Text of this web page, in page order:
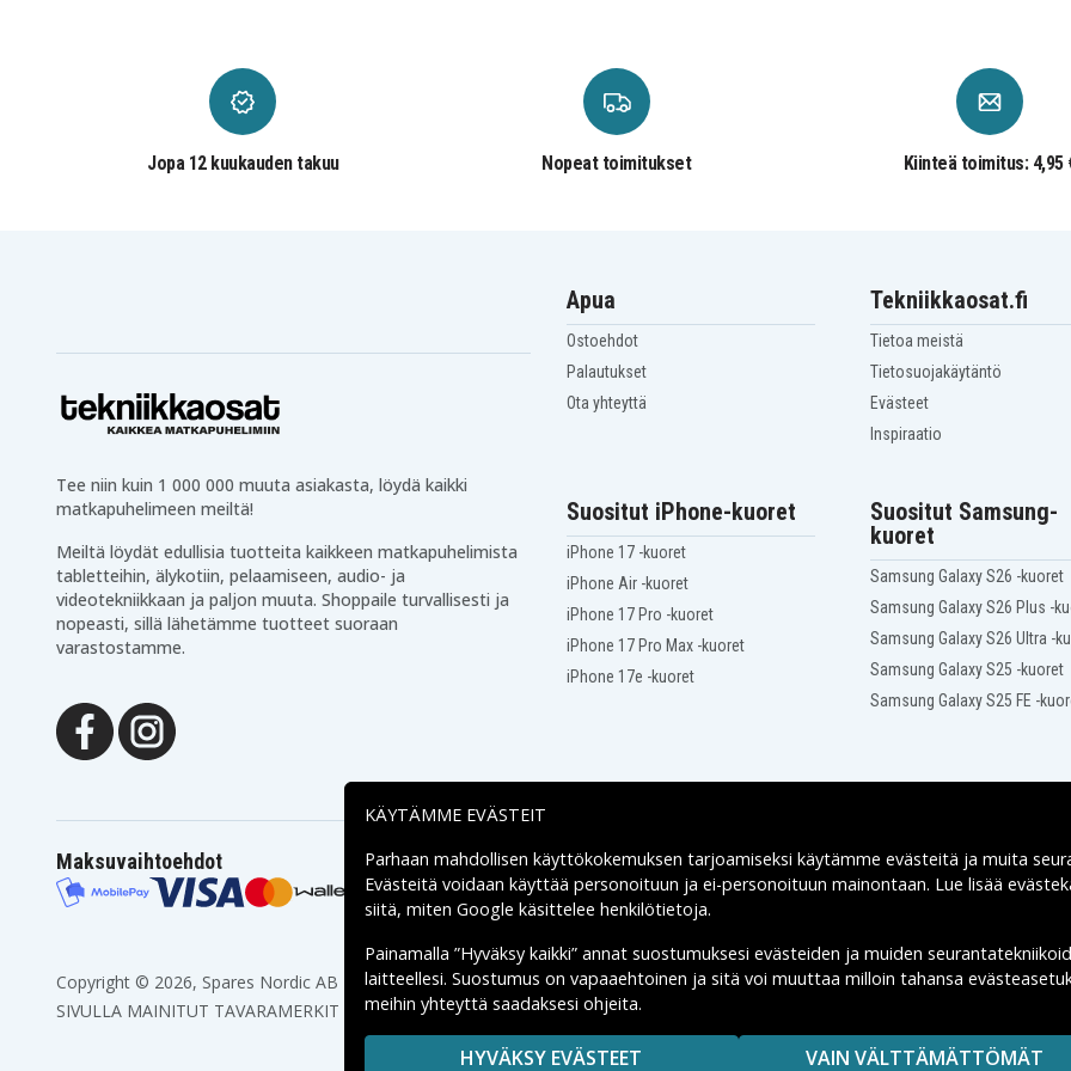
Jopa 12 kuukauden takuu Nopeat toimitukset Kiinteä toimitus: 4,95
Tee niin kuin 1 000 000 muuta asiakasta, löydä kaikki
matkapuhelimeen meiltä!
Meiltä löydät edullisia tuotteita kaikkeen matkapuhelimista
tabletteihin, älykotiin, pelaamiseen, audio- ja
videotekniikkaan ja paljon muuta. Shoppaile turvallisesti ja
nopeasti, sillä lähetämme tuotteet suoraan
varastostamme.
Apua
Ostoehdot
Palautukset
Ota yhteyttä
Tekniikkaosat.fi
Tietoa meistä
Tietosuojakäytäntö
Evästeet
Inspiraatio
Suositut iPhone-kuoret
iPhone 17 -kuoret
iPhone Air -kuoret
iPhone 17 Pro -kuoret
iPhone 17 Pro Max -kuoret
iPhone 17e -kuoret
Suositut Samsung-
kuoret
Samsung Galaxy S26 -kuoret
Samsung Galaxy S26 Plus -
Samsung Galaxy S26 Ultra -
Samsung Galaxy S25 -kuoret
Samsung Galaxy S25 FE -
Maksuvaihtoehdot Toimitusvaihtoehdot
Copyright © 2026, Spares Nordic AB
SIVULLA MAINITUT TAVARAMERKIT OVAT OMISTAJIENSA OMAISUUTTA.
KÄYTÄMME EVÄSTEIT
Parhaan mahdollisen käyttökokemuksen tarjoamiseksi käytämme evästeitä ja muita
Evästeitä voidaan käyttää personoituun ja ei-personoituun mainontaan. Lue lisää
siitä, miten Google käsittelee henkilötietoja.
Painamalla ”Hyväksy kaikki” annat suostumuksesi evästeiden ja muiden
laitteellesi. Suostumus on vapaaehtoinen ja sitä voi muuttaa milloin tahansa
meihin yhteyttä saadaksesi ohjeita.
HYVÄKSY EVÄSTEET VAIN VÄLTTÄMÄTTÖMÄT